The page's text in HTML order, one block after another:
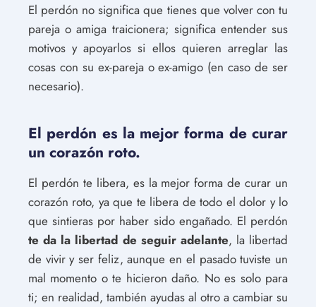
El perdón no significa que tienes que volver con tu
pareja o amiga traicionera; significa entender sus
motivos y apoyarlos si ellos quieren arreglar las
cosas con su ex-pareja o ex-amigo (en caso de ser
necesario).
El perdón es la mejor forma de curar
un corazón roto.
El perdón te libera, es la mejor forma de curar un
corazón roto, ya que te libera de todo el dolor y lo
que sintieras por haber sido engañado. El perdón
te da la libertad de seguir adelante, la libertad
de vivir y ser feliz, aunque en el pasado tuviste un
mal momento o te hicieron daño. No es solo para
ti; en realidad, también ayudas al otro a cambiar su